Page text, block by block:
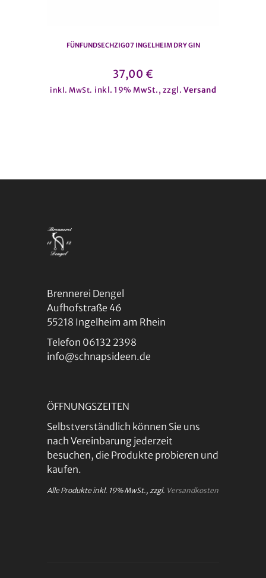
FÜNFUNDSECHZIG07 INGELHEIM DRY GIN
37,00 €
inkl. MwSt. inkl. 19% MwSt., zzgl. Versand
Brennerei Dengel
Aufhofstraße 46
55218 Ingelheim am Rhein
Telefon 06132 2398
info@schnapsideen.de
ÖFFNUNGSZEITEN
Selbstverständlich können Sie uns
nach Vereinbarung jederzeit
besuchen, die Produkte probieren und
kaufen.
Alle Produkte inkl. 19% MwSt., zzgl. Versandkosten